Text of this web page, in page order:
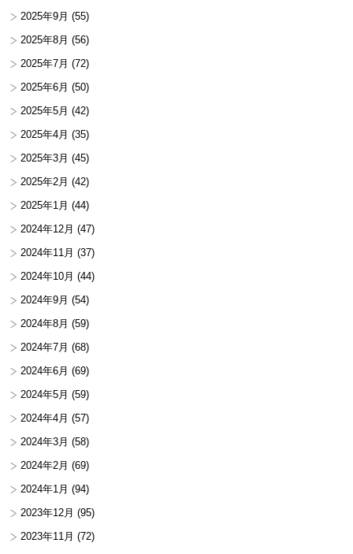
2025年9月 (55)
2025年8月 (56)
2025年7月 (72)
2025年6月 (50)
2025年5月 (42)
2025年4月 (35)
2025年3月 (45)
2025年2月 (42)
2025年1月 (44)
2024年12月 (47)
2024年11月 (37)
2024年10月 (44)
2024年9月 (54)
2024年8月 (59)
2024年7月 (68)
2024年6月 (69)
2024年5月 (59)
2024年4月 (57)
2024年3月 (58)
2024年2月 (69)
2024年1月 (94)
2023年12月 (95)
2023年11月 (72)